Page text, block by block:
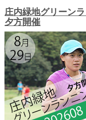
庄内緑地グリーン
夕方開催